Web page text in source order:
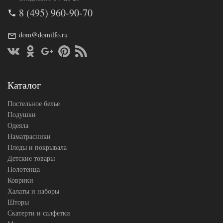
Размер пледа/
Ткань
Микрофибра
Производитель
Tango
(Китай)
8 (495) 960-90-70
dom@domilfo.ru
Каталог
Постельное белье
Подушки
Одеяла
Наматрасники
Пледы и покрывала
Детские товары
Полотенца
Коврики
Халаты и наборы
Шторы
Скатерти и салфетки